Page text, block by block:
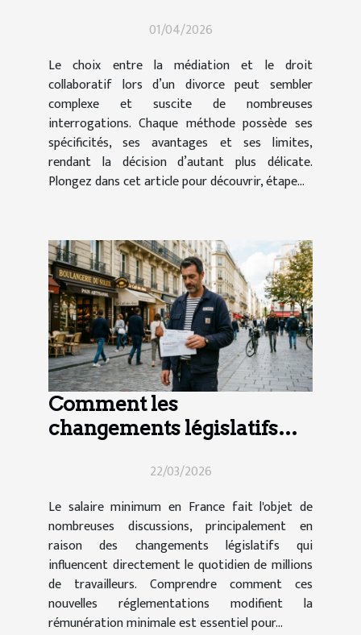
01/04/2026
Le choix entre la médiation et le droit
collaboratif lors d’un divorce peut sembler
complexe et suscite de nombreuses
interrogations. Chaque méthode possède ses
spécificités, ses avantages et ses limites,
rendant la décision d’autant plus délicate.
Plongez dans cet article pour découvrir, étape...
Comment les
changements législatifs
minimum en France ?
22/03/2026
Le salaire minimum en France fait l'objet de
nombreuses discussions, principalement en
raison des changements législatifs qui
influencent directement le quotidien de millions
de travailleurs. Comprendre comment ces
nouvelles réglementations modifient la
rémunération minimale est essentiel pour...